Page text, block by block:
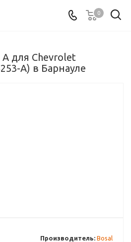
0
для Chevrolet
А) в Барнауле
Производитель: Bosal